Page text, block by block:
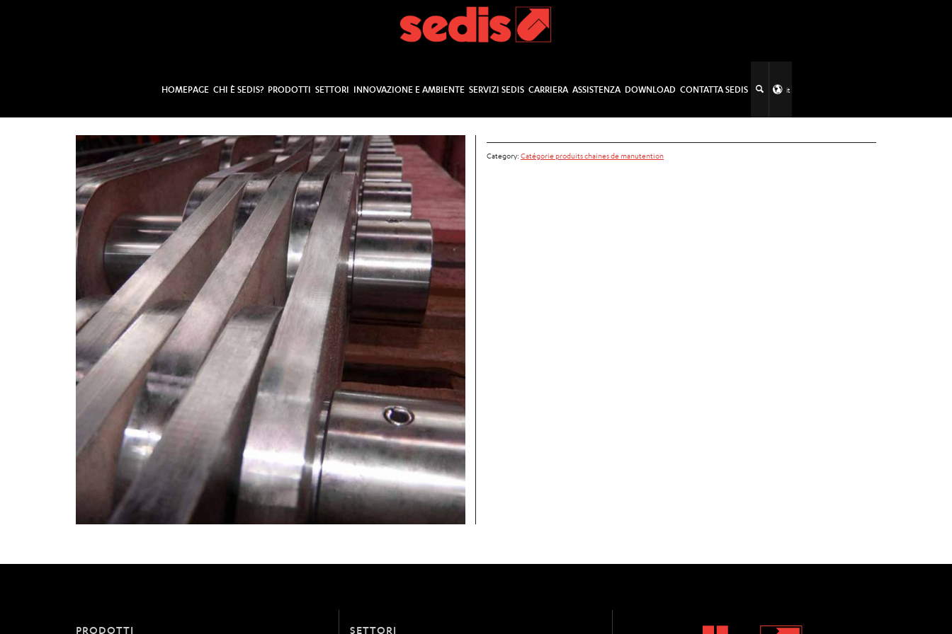
HOMEPAGE CHI È SEDIS? PRODOTTI SETTORI INNOVAZIONE E AMBIENTE SERVIZI SEDIS CARRIERA ASSISTENZA DOWNLOAD CONTATTA SEDIS it
Category: Catégorie produits chaines de manutention
PRODOTTI SETTORI